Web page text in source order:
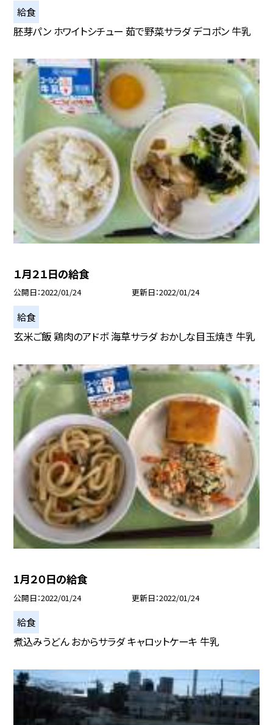
給食
胚芽パン ホワイトシチュー 茹で野菜サラダ デコポン 牛乳
１月２１日の給食
公開日 2022/01/24 更新日 2022/01/24
給食
玄米ご飯 鶏肉のアドボ 海草サラダ おかしな目玉焼き 牛乳
1月２０日の給食
公開日 2022/01/24 更新日 2022/01/24
給食
煮込みうどん おからサラダ キャロットケーキ 牛乳